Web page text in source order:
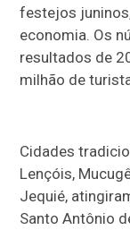
festejos
economia. Os
resultados de
milhão de
Cidades
Lençóis,
Jequié,
Santo Antônio